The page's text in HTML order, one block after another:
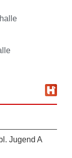
Jugend A